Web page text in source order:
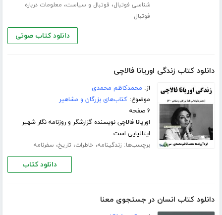
شناسی فوتبال، فوتبال و سیاست، معلومات درباره
فوتبال
دانلود کتاب صوتی
دانلود کتاب زندگی اوریانا فالاچی
از: محمدکاظم محمدی
موضوع:کتاب‌های بزرگان و مشاهیر
۶ صفحه
اوریانا فالاچی نویسنده گزارشگر و روزنامه نگار شهیر
ایتالیایی است.
برچسب‌ها: زندگینامه، خاطرات، تاریخ، سفرنامه
دانلود کتاب
دانلود کتاب انسان در جستجوی معنا